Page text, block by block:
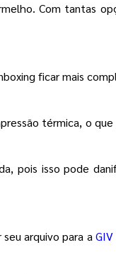
Com tantas
ficar mais
térmica, o
pois isso pode
arquivo para aGIV